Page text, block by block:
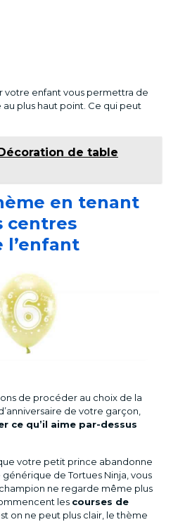
votre enfant vous permettra de
au plus haut point. Ce qui peut
de table
en tenant
centres
l’enfant
de procéder au choix de la
de votre garçon,
ce qu’il aime par-dessus
votre petit prince abandonne
de Tortues Ninja, vous
ne regarde même plus
les courses de
on ne peut plus clair, le thème